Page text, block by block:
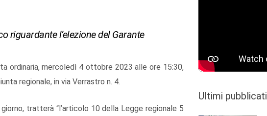
riguardante l’elezione del Garante
ordinaria, mercoledì 4 ottobre 2023 alle ore 15:30,
regionale, in via Verrastro n. 4.
tratterà “l’articolo 10 della Legge regionale 5
Ultimi pubblicati